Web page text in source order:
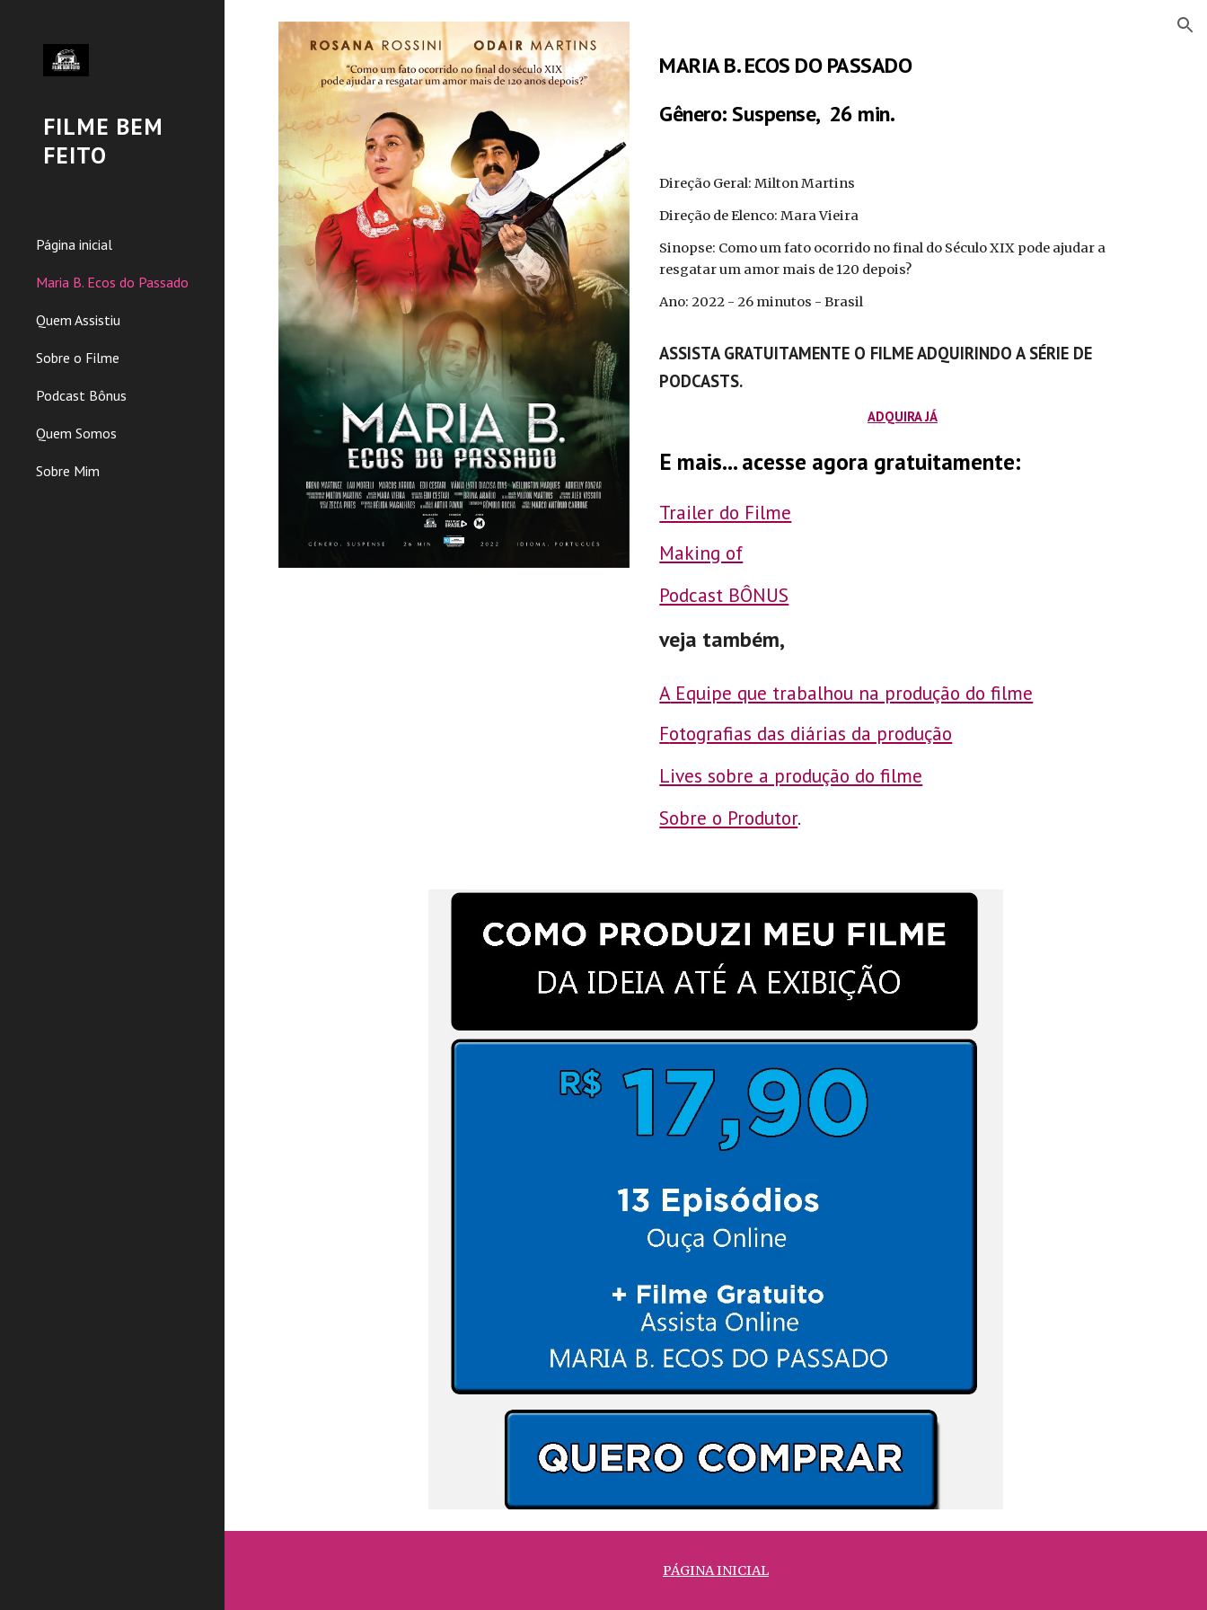
Skip to main content
FILME BEM
FEITO
Página inicial
Maria B. Ecos do Passado
Quem Assistiu
Sobre o Filme
Podcast Bônus
Quem Somos
Sobre Mim
MARIA B. ECOS DO PASSADO
Gênero: Suspense, 26 min.
Direção Geral: Milton Martins
Direção de Elenco: Mara Vieira
Sinopse: Como um fato ocorrido no final do Século XIX pode ajudar a
resgatar um amor mais de 120 depois?
Ano: 2022 - 26 minutos - Brasil
ASSISTA GRATUITAMENTE O FILME ADQUIRINDO A SÉRIE DE
PODCASTS.
ADQUIRA JÁ
E mais... acesse agora gratuitamente:
Trailer do Filme
Making of
Podcast BÔNUS
veja também,
AEquipe que trabalhou na produção do filme
Fotografias das diárias da produção
Lives sobre a produção do filme
Sobre o Produtor.
PÁGINA INICIAL